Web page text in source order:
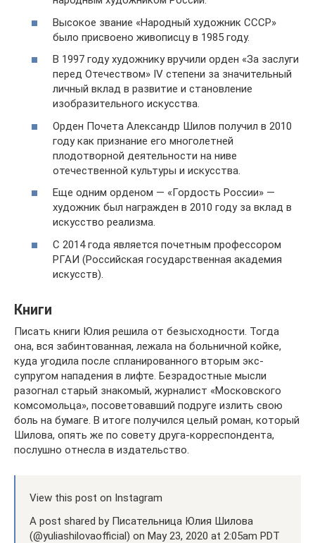
Высокое звание «Народный художник СССР»
было присвоено живописцу в 1985 году.
В 1997 году художнику вручили орден «За заслуги
перед Отечеством» IV степени за значительный
личный вклад в развитие и становление
изобразительного искусства.
Орден Почета Александр Шилов получил в 2010
году как признание его многолетней
плодотворной деятельности на ниве
отечественной культуры и искусства.
Еще одним орденом — «Гордость России» —
художник был награжден в 2010 году за вклад в
искусство реализма.
С 2014 года является почетным профессором
РГАИ (Российская государственная академия
искусств).
Книги
Писать книги Юлия решила от безысходности. Тогда
она, вся забинтованная, лежала на больничной койке,
куда угодила после спланированного вторым экс-
супругом нападения в лифте. Безрадостные мысли
разогнал старый знакомый, журналист «Московского
комсомольца», посоветовавший подруге излить свою
боль на бумаге. В итоге получился целый роман, который
Шилова, опять же по совету друга-корреспондента,
послушно отнесла в издательство.
View this post on Instagram
A post shared by Писательница Юлия Шилова
(@yuliashilovaofficial) on May 23, 2020 at 2:05am PDT